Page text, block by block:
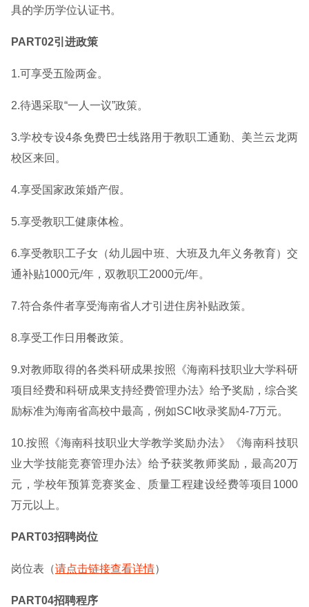
具的学历学位认证书。
PART02引进政策
1.可享受五险两金。
2.待遇采取“一人一议”政策。
3.学校专设4条免费巴士线路用于教职工通勤、美兰云龙两
校区来回。
4.享受国家政策婚产假。
5.享受教职工健康体检。
6.享受教职工子女（幼儿园中班、大班及九年义务教育）交
通补贴1000元/年，双教职工2000元/年。
7.符合条件者享受海南省人才引进住房补贴政策。
8.享受工作日用餐政策。
9.对教师取得的各类科研成果按照《海南科技职业大学科研
项目经费和科研成果支持经费管理办法》给予奖励，综合奖
励标准为海南省高校中最高，例如SCI收录奖励4-7万元。
10.按照《海南科技职业大学教学奖励办法》《海南科技职
业大学技能竞赛管理办法》给予获奖教师奖励，最高20万
元，学校年预算竞赛奖金、质量工程建设经费等项目1000
万元以上。
PART03招聘岗位
岗位表（请点击链接查看详情）
PART04招聘程序